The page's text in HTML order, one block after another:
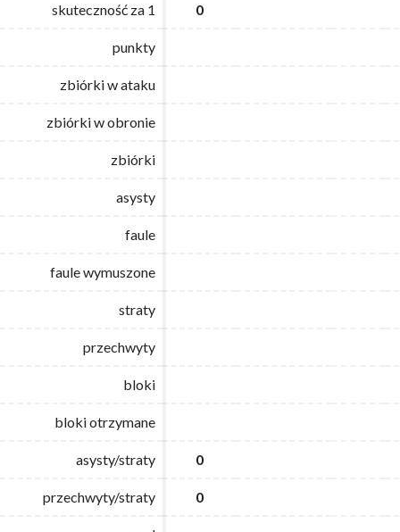
skuteczność za 1 0
punkty
zbiórki w ataku
zbiórki w obronie
zbiórki
asysty
faule
faule wymuszone
straty
przechwyty
bloki
bloki otrzymane
asysty/straty 0
przechwyty/straty 0
skuteczność za 1 0
punkty
zbiórki w ataku
zbiórki w obronie
zbiórki
asysty
faule
faule wymuszone
straty
przechwyty
bloki
bloki otrzymane
asysty/straty 0
przechwyty/straty 0